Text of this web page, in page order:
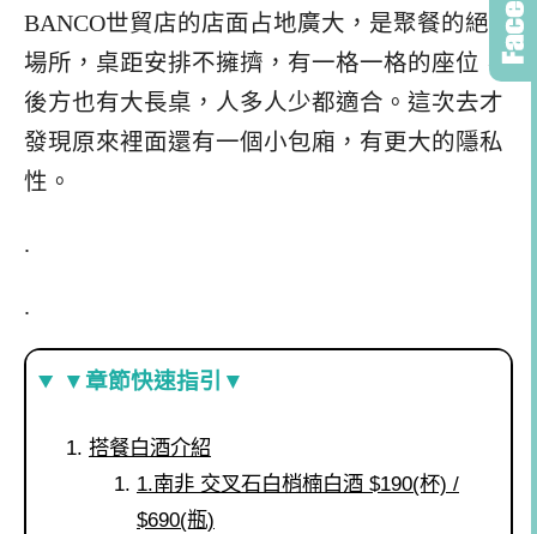
BANCO世貿店的店面占地廣大，是聚餐的絕佳
場所，桌距安排不擁擠，有一格一格的座位，
後方也有大長桌，人多人少都適合。這次去才
發現原來裡面還有一個小包廂，有更大的隱私
性。
.
.
▼章節快速指引▼
搭餐白酒介紹
1.南非 交叉石白梢楠白酒 $190(杯) /
$690(瓶)